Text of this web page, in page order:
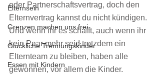
Elternsein
Grenzen machen uns frei
Glückliche Trennungskinder
Essen mit Kindern
oder Partnerschaftsvertrag, doch den
Elternvertrag kannst du nicht kündigen.
Und wenn ihr es schafft, auch wenn ihr
kein Paar mehr seid trotzdem ein
Elternteam zu bleiben, haben alle
gewonnen, vor allem die Kinder.